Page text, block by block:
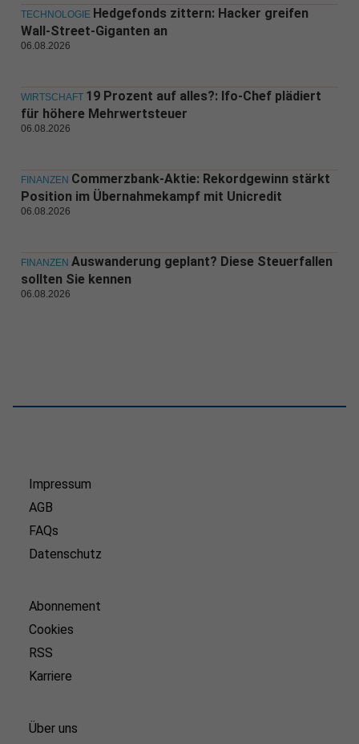
TECHNOLOGIE Hedgefonds zittern: Hacker greifen
Wall-Street-Giganten an
06.08.2026
WIRTSCHAFT 19 Prozent auf alles?: Ifo-Chef plädiert
für höhere Mehrwertsteuer
06.08.2026
FINANZEN Commerzbank-Aktie: Rekordgewinn stärkt
Position im Übernahmekampf mit Unicredit
06.08.2026
FINANZEN Auswanderung geplant? Diese Steuerfallen
sollten Sie kennen
06.08.2026
Impressum
AGB
FAQs
Datenschutz
Abonnement
Cookies
RSS
Karriere
Über uns